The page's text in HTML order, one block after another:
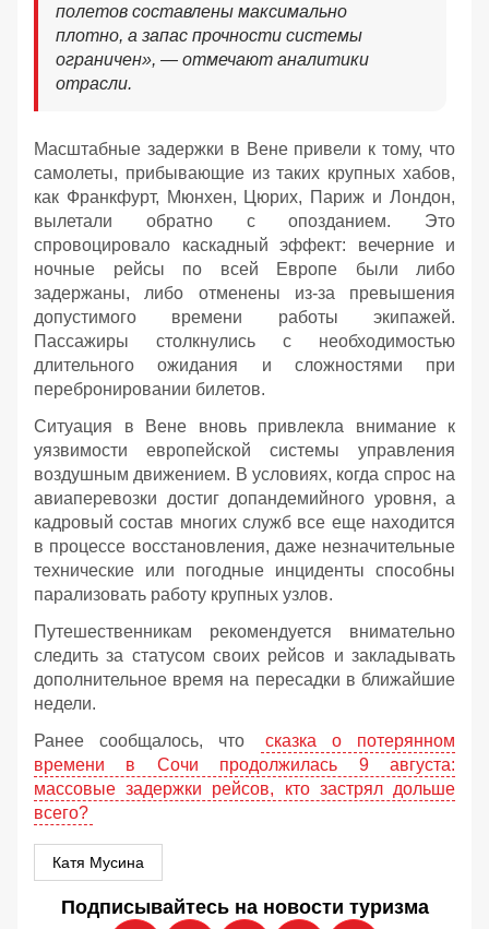
полетов составлены максимально
плотно, а запас прочности системы
ограничен», — отмечают аналитики
отрасли.
Масштабные задержки в Вене привели к тому, что
самолеты, прибывающие из таких крупных хабов,
как Франкфурт, Мюнхен, Цюрих, Париж и Лондон,
вылетали обратно с опозданием. Это
спровоцировало каскадный эффект: вечерние и
ночные рейсы по всей Европе были либо
задержаны, либо отменены из-за превышения
допустимого времени работы экипажей.
Пассажиры столкнулись с необходимостью
длительного ожидания и сложностями при
перебронировании билетов.
Ситуация в Вене вновь привлекла внимание к
уязвимости европейской системы управления
воздушным движением. В условиях, когда спрос на
авиаперевозки достиг допандемийного уровня, а
кадровый состав многих служб все еще находится
в процессе восстановления, даже незначительные
технические или погодные инциденты способны
парализовать работу крупных узлов.
Путешественникам рекомендуется внимательно
следить за статусом своих рейсов и закладывать
дополнительное время на пересадки в ближайшие
недели.
Ранее сообщалось, что
сказка о потерянном
времени в Сочи продолжилась 9 августа:
массовые задержки рейсов, кто застрял дольше
всего?
Катя Мусина
Подписывайтесь на новости туризма